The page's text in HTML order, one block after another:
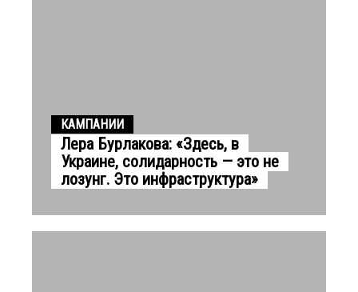
КАМПАНИИ
Лера Бурлакова: «Здесь, в
Украине, солидарность — это не
лозунг. Это инфраструктура»